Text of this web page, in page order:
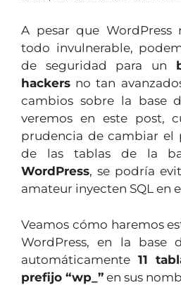
A pesar que WordPress
todo invulnerable,
de seguridad para un
hackers no tan
cambios sobre la base
veremos en este post,
prudencia de cambiar el
de las tablas de la
WordPress, se podría
amateur inyecten SQL en
Veamos cómo haremos
WordPress, en la base
automáticamente 11
prefijo “wp_” en sus